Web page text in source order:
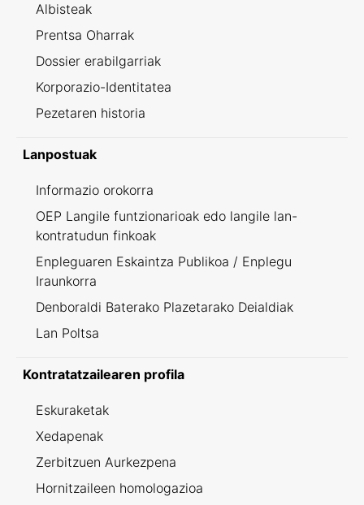
Albisteak
Prentsa Oharrak
Dossier erabilgarriak
Korporazio-Identitatea
Pezetaren historia
Lanpostuak
Informazio orokorra
OEP Langile funtzionarioak edo langile lan-
kontratudun finkoak
Enpleguaren Eskaintza Publikoa / Enplegu
Iraunkorra
Denboraldi Baterako Plazetarako Deialdiak
Lan Poltsa
Kontratatzailearen profila
Eskuraketak
Xedapenak
Zerbitzuen Aurkezpena
Hornitzaileen homologazioa